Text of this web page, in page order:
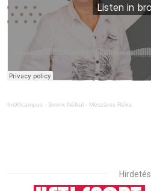
fm90campus · Smink Nélkül - Mészáros Réka
Hirdetés